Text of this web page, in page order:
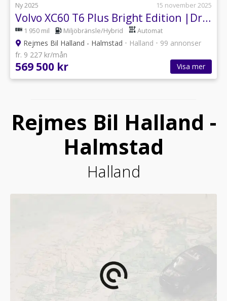
Ny 2025 15 november 2025
Volvo XC60 T6 Plus Bright Edition |Drag |360° |Läder |Elstol
1 950 mil Miljöbränsle/Hybrid Automat
Rejmes Bil Halland - Halmstad • Halland • 99 annonser
fr. 9 227 kr/mån
569 500 kr Visa mer
Rejmes Bil Halland -
Halmstad
Halland